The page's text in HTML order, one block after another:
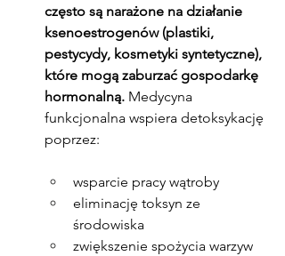
często są narażone na działanie
ksenoestrogenów (plastiki,
pestycydy, kosmetyki syntetyczne),
które mogą zaburzać gospodarkę
hormonalną. Medycyna
funkcjonalna wspiera detoksykację
poprzez:
wsparcie pracy wątroby
eliminację toksyn ze
środowiska
zwiększenie spożycia warzyw